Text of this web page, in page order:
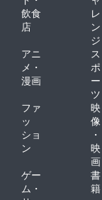
飲食
店
レ
ン
ジ
アニ
メ・
漫画
ス
ポ
ー
ツ
ファ
ッ
ショ
ン
映
像
・
映
画
ゲー
ム・
書
籍